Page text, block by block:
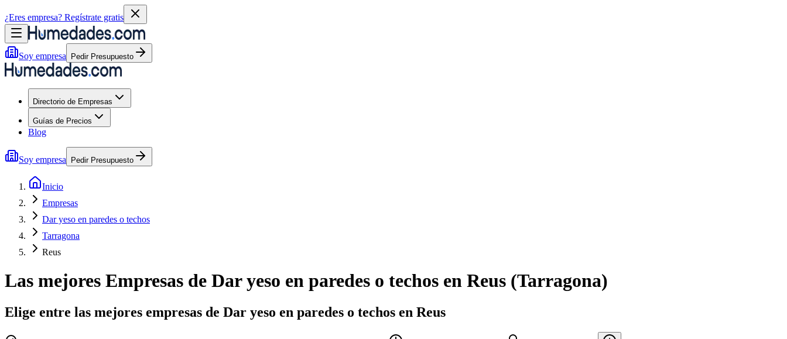
¿Eres empresa? Regístrate gratis
Soy empresa Pedir Presupuesto
Directorio de Empresas
Guías de Precios
Blog
Soy empresa Pedir Presupuesto
Inicio
Empresas
Dar yeso en paredes o techos
Tarragona
Reus
Las mejores Empresas de Dar yeso en paredes o techos en Reus (Tarragona)
Elige entre las mejores empresas de Dar yeso en paredes o techos en Reus